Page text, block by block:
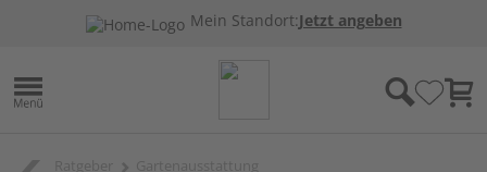
Mein Standort:Jetzt angeben